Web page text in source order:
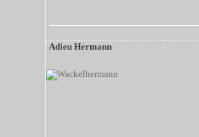
Adieu Hermann